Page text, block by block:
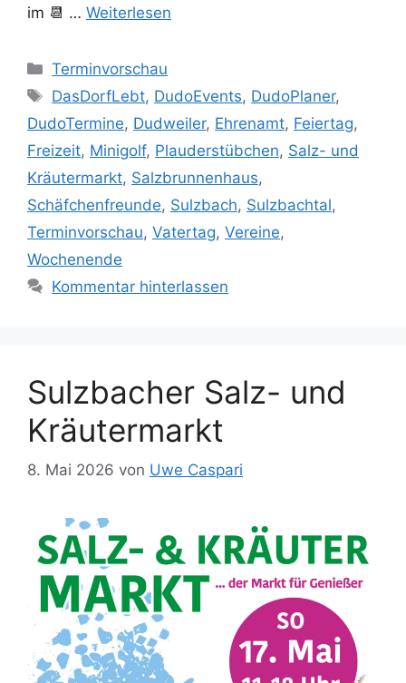
im 📆 … Weiterlesen
Kategorien
Terminvorschau
Schlagwörter
DasDorfLebt, DudoEvents, DudoPlaner,
DudoTermine, Dudweiler, Ehrenamt, Feiertag,
Freizeit, Minigolf, Plauderstübchen, Salz- und
Kräutermarkt, Salzbrunnenhaus,
Schäfchenfreunde, Sulzbach, Sulzbachtal,
Terminvorschau, Vatertag, Vereine,
Wochenende
Kommentar hinterlassen
Sulzbacher Salz- und
Kräutermarkt
8. Mai 2026 von Uwe Caspari